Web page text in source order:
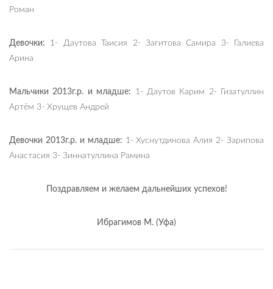
Роман
Девочки: 1- Даутова Таисия 2- Загитова Самира 3- Галиева
Арина
Мальчики 2013г.р. и младше: 1- Даутов Карим 2- Гизатуллин
Артём 3- Хрущев Андрей
Девочки 2013г.р. и младше: 1- Хуснутдинова Алия 2- Зарипова
Анастасия 3- Зиннатуллина Рамина
Поздравляем и желаем дальнейших успехов!
Ибрагимов М. (Уфа)